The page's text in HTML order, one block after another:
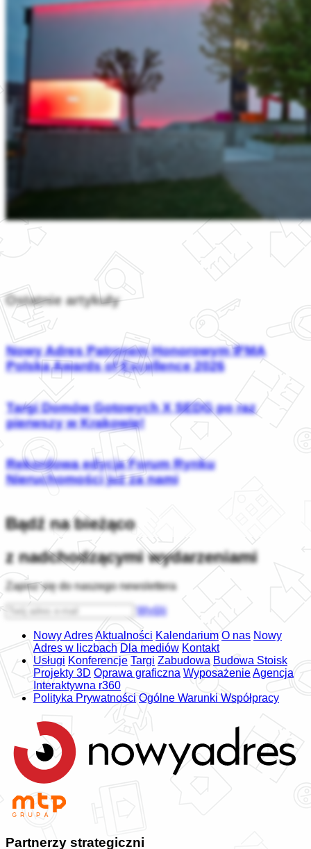
Ostatnie artykuły
Nowy Adres Patronem Honorowym IFMA
Polska Awards of Excellence 2026
Targi Domów Gotowych X SEDG po raz
pierwszy w Krakowie!
Rekordowa edycja Forum Rynku
Nieruchomości już za nami
Bądź na bieżąco
z nadchodzącymi wydarzeniami
Zapisz się do naszego newslettera
Wyślij
Nowy AdresAktualności Kalendarium O nas Nowy
Adres w liczbach Dla mediów Kontakt
Usługi Konferencje Targi Zabudowa Budowa Stoisk
Projekty 3D Oprawa graficzna WyposażenieAgencja
Interaktywna r360
Polityka Prywatności Ogólne Warunki Współpracy
Partnerzy strategiczni